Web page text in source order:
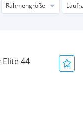
Rahmengröße
Elite 44